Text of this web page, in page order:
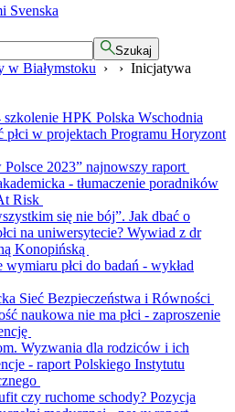
Svenska
Szukaj
w Białymstoku › › Inicjatywa
szkolenie HPK Polska Wschodnia
płci w projektach Programu Horyzont
Polsce 2023” najnowszy raport
- tłumaczenie poradników
Risk
się nie bój”. Jak dbać o
na uniwersytecie? Wywiad z dr
Konopińską
wymiaru płci do badań - wykład
Sieć Bezpieczeństwa i Równości
naukowa nie ma płci - zaproszenie
Wyzwania dla rodziców i ich
- raport Polskiego Instytutu
czy ruchome schody? Pozycja